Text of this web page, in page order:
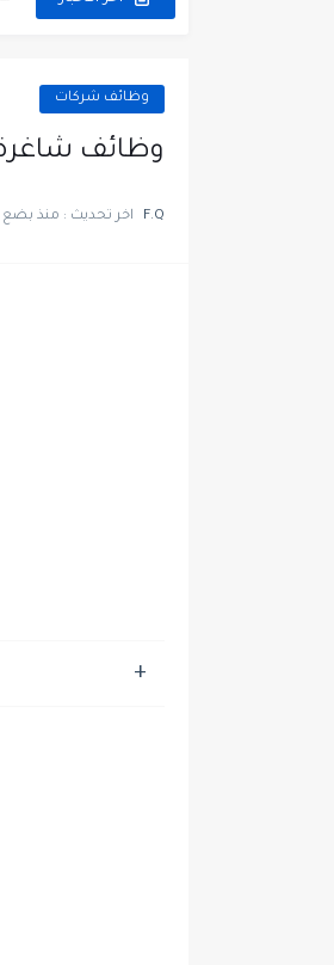
وظائف شركات
وظائف
F.Q اخر تحديث : منذ بضع